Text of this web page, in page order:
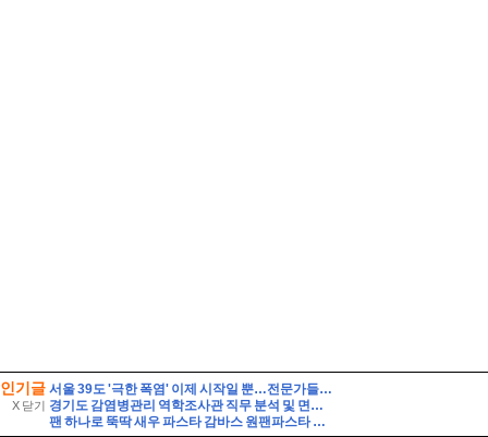
인기글
X 닫기
서울 39도 '극한 폭염' 이제 시작일 뿐…전문가들 "2050년까지 지속" 경고
경기도 감염병관리 역학조사관 직무 분석 및 면접 준비 팁 자기소개 스크립트 및 실제 면접 합격 답안
팬 하나로 뚝딱 새우 파스타 감바스 원팬파스타 만들기